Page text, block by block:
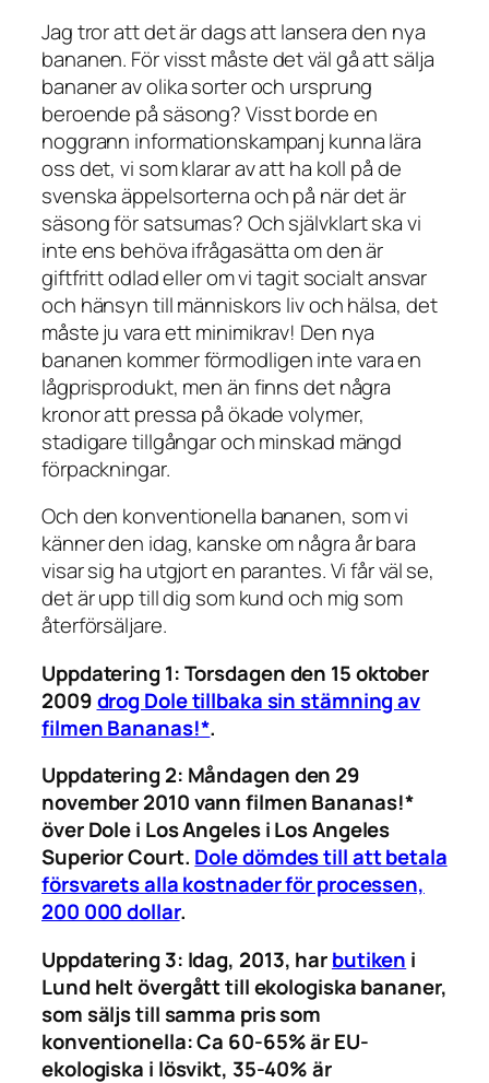
Jag tror att det är dags att lanseraden nya
bananen. För visst måste det väl gå att sälja
bananer av olika sorter och ursprung
beroende på säsong? Visst borde en
noggrann informationskampanj kunna lära
oss det, vi som klarar av att ha koll på de
svenska äppelsorterna och på när det är
säsong för satsumas? Och självklart ska vi
inte ens behöva ifrågasätta om den är
giftfritt odlad eller om vi tagit socialt ansvar
och hänsyn till människors liv och hälsa, det
måste ju vara ett minimikrav! Den nya
bananen kommer förmodligen inte vara en
lågprisprodukt, men än finns det några
kronor att pressa på ökade volymer,
stadigare tillgångar och minskad mängd
förpackningar.
Och den konventionella bananen, som vi
känner den idag, kanske om några år bara
visar sig ha utgjort en parantes. Vi får väl se,
det är upp till dig som kund och mig som
återförsäljare.
Uppdatering 1:Torsdagen den 15 oktober
2009drog Dole tillbaka sin stämning av
filmen Bananas!*.
Uppdatering 2: Måndagen den 29
november 2010 vann filmen Bananas!*
över Dole i Los Angeles i Los Angeles
Superior Court. Dole dömdes till att betala
försvarets alla kostnader för processen,
200 000 dollar.
Uppdatering 3: Idag, 2013, harbutiken i
Lund helt övergått till ekologiska bananer,
som säljs till samma pris som
konventionella: Ca 60-65% är EU-
ekologiska i lösvikt, 35-40% är